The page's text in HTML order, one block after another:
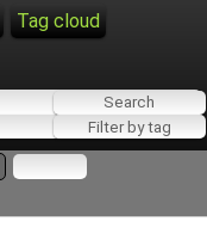
Tag cloud